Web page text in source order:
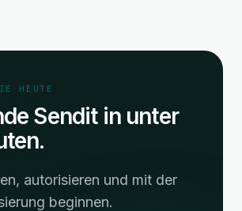
HEUTE
Sendit in unter
autorisieren und mit der
beginnen.